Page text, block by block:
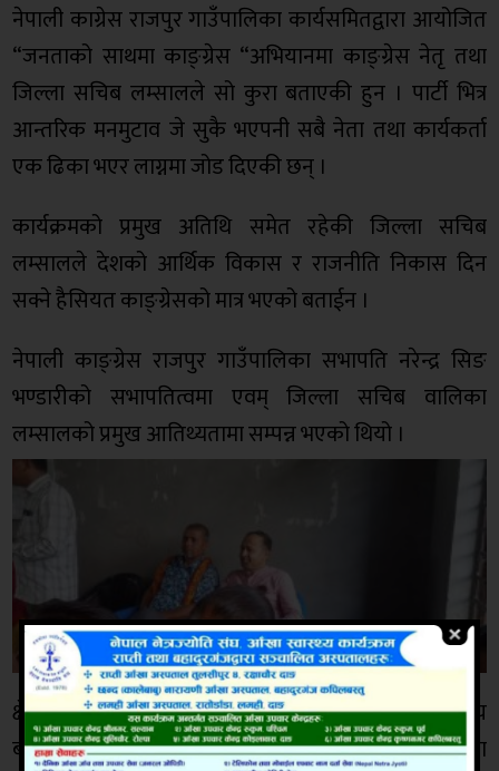
नेपाली काग्रेस राजपुर गाउँपालिका कार्यसमितद्वारा आयोजित
“जनताको साथमा काङ्ग्रेस “अभियानमा काङ्ग्रेस नेतृ तथा
जिल्ला सचिब लम्सालले सो कुरा बताएकी हुन । पार्टी भित्र
आन्तरिक मनमुटाव जे सुकै भएपनी सबै नेता तथा कार्यकर्ता
एक ढिका भएर लाग्नमा जोड दिएकी छन् ।
कार्यक्रमको प्रमुख अतिथि समेत रहेकी जिल्ला सचिब
लम्सालले देशको आर्थिक विकास र राजनीति निकास दिन
सक्ने हैसियत काङ्ग्रेसको मात्र भएको बताईन ।
नेपाली काङ्ग्रेस राजपुर गाउँपालिका सभापति नरेन्द्र सिङ
भण्डारीको सभापतित्वमा एवम् जिल्ला सचिब वालिका
लम्सालको प्रमुख आतिथ्यतामा सम्पन्न भएको थियो ।
क्षेत्र नम्बर १ का सचिव खेमराज चौधरी,जिल्ला सदस्य
बालकुमारी पोखरेल,महाधिवेशन प्रतिनिधि तथा गाउँपालिका